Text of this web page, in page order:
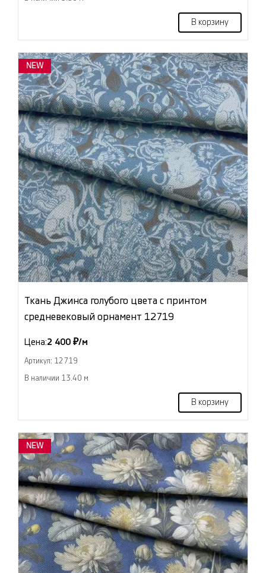
В корзину
NEW
Ткань Джинса голубого цвета с принтом
средневековый орнамент 12719
Цена:2 400 ₽/м
Артикул: 12719
В наличии 13.40 м
В корзину
NEW